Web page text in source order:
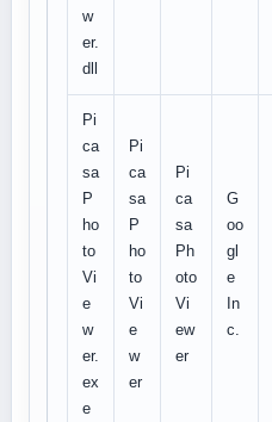
w
er.
dll
Pi
ca
sa
P
ho
to
Vi
e
w
er.
ex
e
Pi
ca
sa
P
ho
to
Vi
e
w
er
Pi
ca
sa
Ph
oto
Vi
ew
er
G
oo
gl
e
In
c.